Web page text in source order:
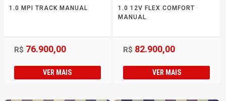
1.0 MPI TRACK MANUAL
R$ 76.900,00
VER MAIS
1.0 12V FLEX COMFORT
MANUAL
R$ 82.900,00
VER MAIS